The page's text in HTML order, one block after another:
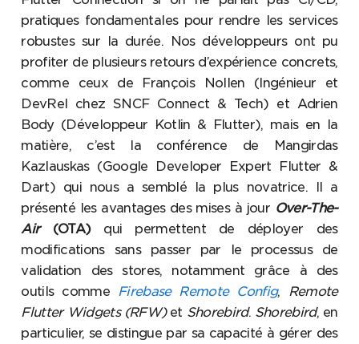
pratiques fondamentales pour rendre les services
robustes sur la durée. Nos développeurs ont pu
profiter de plusieurs retours d’expérience concrets,
comme ceux de François Nollen (Ingénieur et
DevRel chez SNCF Connect & Tech) et Adrien
Body (Développeur Kotlin & Flutter), mais en la
matière, c’est la conférence de Mangirdas
Kazlauskas (Google Developer Expert Flutter &
Dart) qui nous a semblé la plus novatrice. Il a
présenté les avantages des mises à jour Over-The-
Air
(OTA)qui permettent de déployer des
modifications sans passer par le processus de
validation des stores, notamment grâce à des
outils comme Firebase Remote Config, Remote
Flutter Widgets (RFW)et Shorebird. Shorebird, en
particulier, se distingue par sa capacité à gérer des